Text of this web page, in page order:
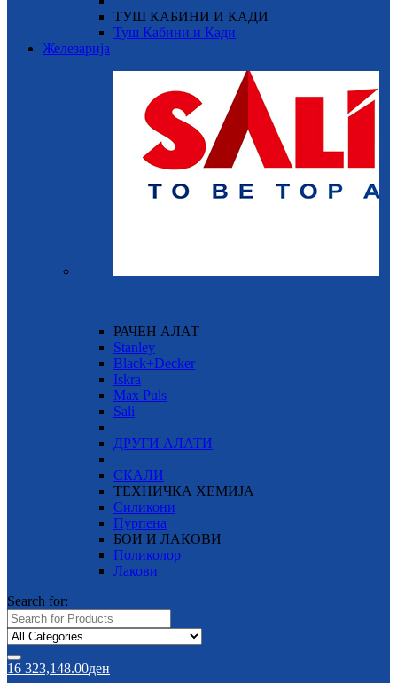
ТУШ КАБИНИ И КАДИ
Туш Кабини и Кади
Железарија
РАЧЕН АЛАТ
Stanley
Black+Decker
Iskra
Max Puls
Sali
ДРУГИ АЛАТИ
СКАЛИ
ТЕХНИЧКА ХЕМИЈА
Силикони
Пурпена
БОИ И ЛАКОВИ
Поликолор
Лакови
Search for:
16 323,148.00ден